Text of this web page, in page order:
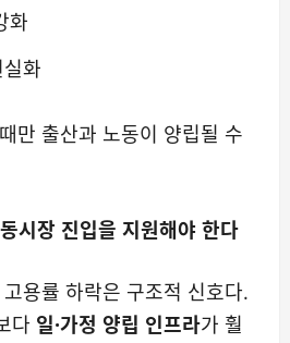
화
화
만 출산과 노동이 양립될 수
시장 진입을 지원해야 한다
용률 하락은 구조적 신호다.
다 일·가정 양립 인프라가 훨